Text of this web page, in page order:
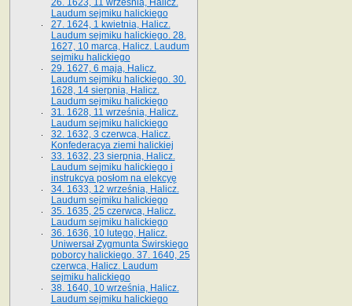
26. 1623, 11 września, Halicz.
Laudum sejmiku halickiego
27. 1624, 1 kwietnia, Halicz.
Laudum sejmiku halickiego. 28.
1627, 10 marca, Halicz. Laudum
sejmiku halickiego
29. 1627, 6 maja, Halicz.
Laudum sejmiku halickiego. 30.
1628, 14 sierpnia, Halicz.
Laudum sejmiku halickiego
31. 1628, 11 września, Halicz.
Laudum sejmiku halickiego
32. 1632, 3 czerwca, Halicz.
Konfederacya ziemi halickiej
33. 1632, 23 sierpnia, Halicz.
Laudum sejmiku halickiego i
instrukcya posłom na elekcyę
34. 1633, 12 września, Halicz.
Laudum sejmiku halickiego
35. 1635, 25 czerwca, Halicz.
Laudum sejmiku halickiego
36. 1636, 10 lutego, Halicz.
Uniwersał Zygmunta Świrskiego
poborcy halickiego. 37. 1640, 25
czerwca, Halicz. Laudum
sejmiku halickiego
38. 1640, 10 września, Halicz.
Laudum sejmiku halickiego